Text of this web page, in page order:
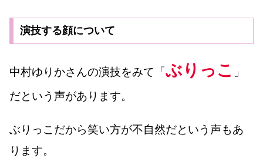
演技する顔について
中村ゆりかさんの演技をみて「 ぶりっこ 」
だという声があります。
ぶりっこだから笑い方が不自然だという声もあ
ります。